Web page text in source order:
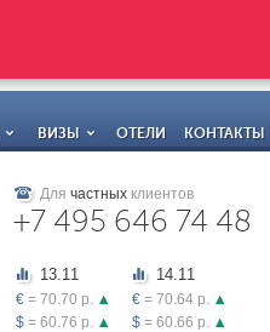
ВИЗЫ ОТЕЛИ КОНТАКТЫ
Для частных клиентов
+7 495 646 74 48
13.11
€ = 70.70 р.
$ = 60.76 р.
14.11
€ = 70.64 р.
$ = 60.66 р.